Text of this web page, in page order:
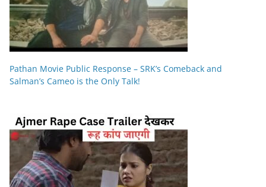
Pathan Movie Public Response – SRK’s Comeback and
Salman’s Cameo is the Only Talk!